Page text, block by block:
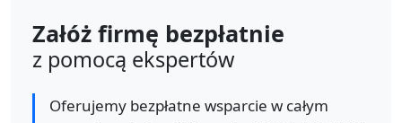
Załóż firmę bezpłatnie
z pomocą ekspertów
Oferujemy bezpłatne wsparcie w całym